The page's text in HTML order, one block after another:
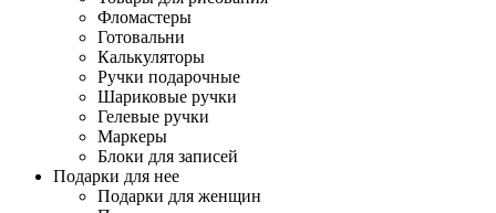
Фломастеры
Готовальни
Калькуляторы
Ручки подарочные
Шариковые ручки
Гелевые ручки
Маркеры
Блоки для записей
Подарки для нее
Подарки для женщин